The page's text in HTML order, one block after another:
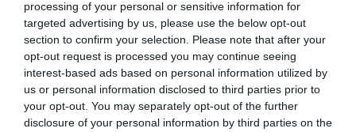
processing of your personal or sensitive information for
targeted advertising by us, please use the below opt-out
section to confirm your selection. Please note that after your
opt-out request is processed you may continue seeing
interest-based ads based on personal information utilized by
us or personal information disclosed to third parties prior to
your opt-out. You may separately opt-out of the further
disclosure of your personal information by third parties on the
S’initier à la cérémonie du thé